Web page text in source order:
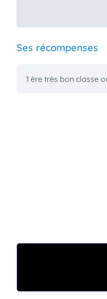
Ses récompenses
1 ère très bon classe